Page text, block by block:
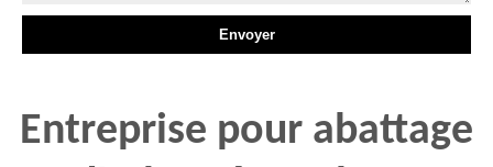
Entreprise pour abattage